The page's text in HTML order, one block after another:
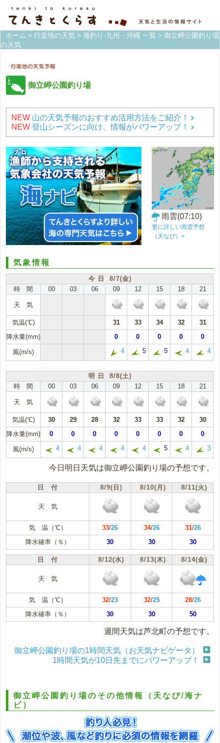
ホーム > 行楽地の天気 > 海釣り-九州・沖縄 一覧 > 御立岬公園釣り場
の天気
御立岬公園釣り場
NEW 山の天気予報のおすすめ活用方法をご紹介！
NEW 登山シーズンに向け、情報がパワーアップ！
雨雲(07:10)
更に詳しい雨雲予想
（天なび）>
気象情報
今 日 8/7(金)
時 間
00 03 06 09 12 15 18 21
天 気
気温(℃) 31 33 34 32
31
降水量(mm)
0 0 0 0 0
風(m/s) 4 5 5 4 4
明 日 8/8(土)
時 間
00 03 06 09 12 15 18 21
天 気
気温(℃) 30 29 28 32 33 33 32
30
降水量(mm)
0 0 0 0 0 0 0 0
風(m/s) 4 4 4 4 4 5 4 3
今日明日天気は御立岬公園釣り場の予想です。
日 付 8/9(日) 8/10(月) 8/11(火)
天 気
気 温（℃） 33/26 34/26 31/26
降水確率（％）
30 30 30
日 付 8/12(水) 8/13(木) 8/14(金)
天 気
気 温（℃） 32/23 32/25 28/26
降水確率（％）
30 30 50
週間天気は芦北町の予想です。
御立岬公園釣り場の1時間天気（お天気ナビゲータ）
1時間天気が10日先までにパワーアップ！
御立岬公園釣り場のその他情報（天なび/海ナ
ビ）